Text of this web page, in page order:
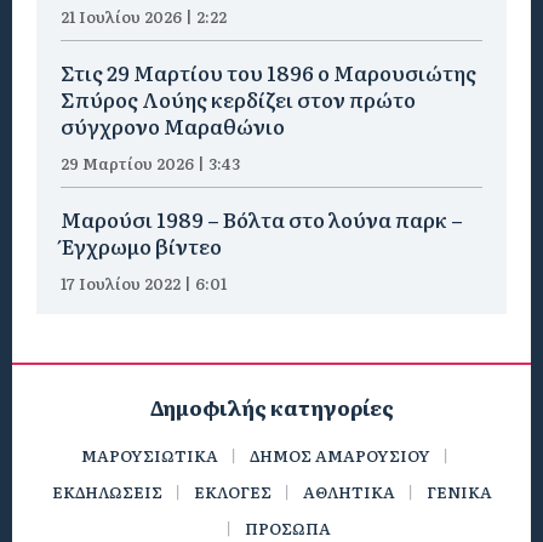
21 Ιουλίου 2026 | 2:22
Στις 29 Μαρτίου του 1896 ο Μαρουσιώτης
Σπύρος Λούης κερδίζει στον πρώτο
σύγχρονο Μαραθώνιο
29 Μαρτίου 2026 | 3:43
Μαρούσι 1989 – Βόλτα στο λούνα παρκ –
Έγχρωμο βίντεο
17 Ιουλίου 2022 | 6:01
Δημοφιλής κατηγορίες
ΜΑΡΟΥΣΙΩΤΙΚΑ
ΔΗΜΟΣ ΑΜΑΡΟΥΣΙΟΥ
ΕΚΔΗΛΩΣΕΙΣ
ΕΚΛΟΓΕΣ ΑΘΛΗΤΙΚΑ
ΓΕΝΙΚΑ
ΠΡΟΣΩΠΑ